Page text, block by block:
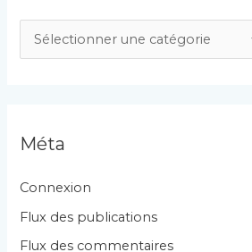
a
g
r
i
e
Méta
Connexion
Flux des publications
Flux des commentaires